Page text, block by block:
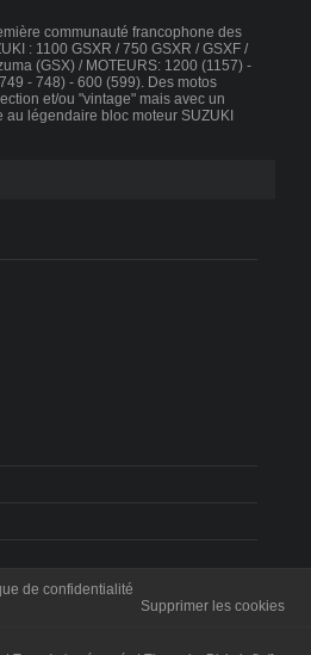
communauté francophone des
: 1100 GSXR / 750 GSXR / GSXF /
(GSX) / MOTEURS: 1200 (1157) -
- 748) - 600 (599). Des motos
et/ou "vintage" mais avec un
au légendaire bloc moteur SUZUKI
de confidentialité
Supprimer les cookies